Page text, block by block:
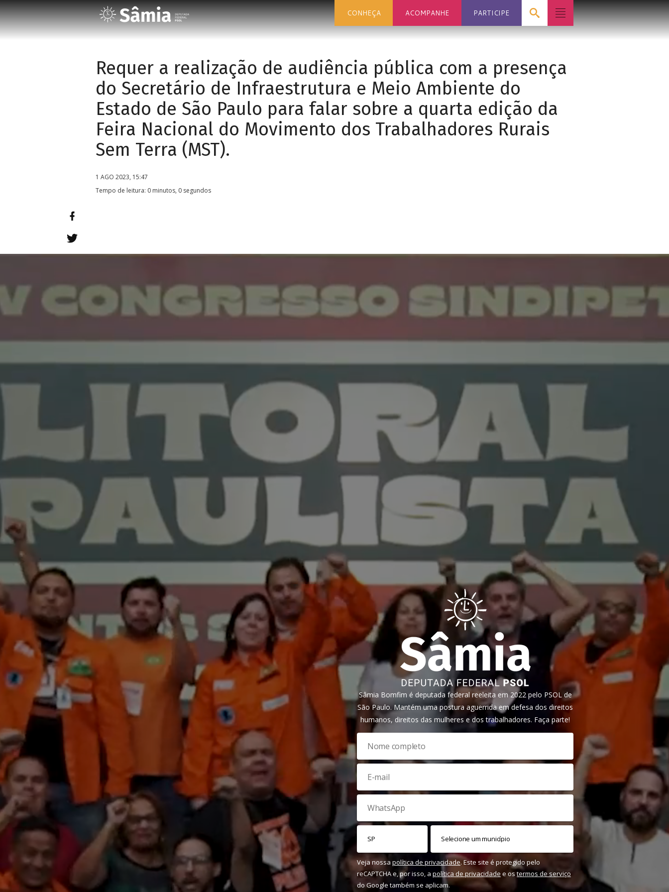
CONHEÇA ACOMPANHE PARTICIPE
Requer a realização de audiência pública com a presença
do Secretário de Infraestrutura e Meio Ambiente do
Estado de São Paulo para falar sobre a quarta edição da
Feira Nacional do Movimento dos Trabalhadores Rurais
Sem Terra (MST).
1 AGO 2023, 15:47
Tempo de leitura: 0 minutos, 0 segundos
Sâmia Bomfim é deputada federal reeleita em 2022 pelo PSOL de
São Paulo. Mantém uma postura aguerrida em defesa dos direitos
humanos, direitos das mulheres e dos trabalhadores. Faça parte!
Veja nossa política de privacidade. Este site é protegido pelo
reCAPTCHA e, por isso, a política de privacidade e ostermos de serviço
do Google também se aplicam.